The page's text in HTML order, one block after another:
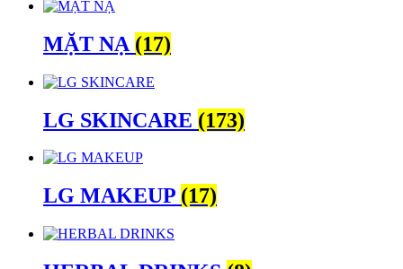
MẶT NẠ (17)
LG SKINCARE (173)
LG MAKEUP (17)